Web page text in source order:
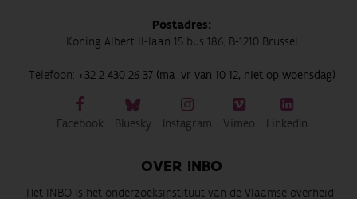
Postadres:
Koning Albert II-laan 15 bus 186, B-1210 Brussel
Telefoon: +32 2 430 26 37 (ma -vr van 10-12, niet op woensdag)
Facebook Bluesky Instagram Vimeo LinkedIn
OVER INBO
Het INBO is het onderzoeksinstituut van de Vlaamse overheid